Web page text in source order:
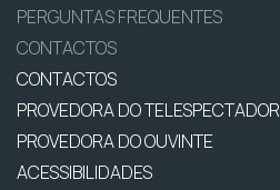
PERGUNTAS FREQUENTES
CONTACTOS
CONTACTOS
PROVEDORA DO TELESPECTADOR
PROVEDORA DO OUVINTE
ACESSIBILIDADES